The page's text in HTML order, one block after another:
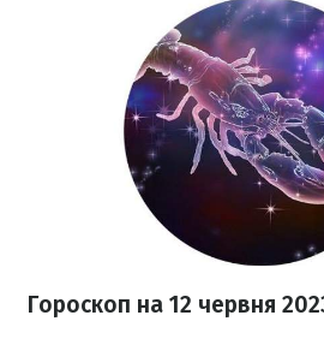
Гороскоп на 12 червня